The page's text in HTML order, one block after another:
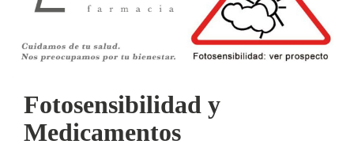
Fotosensibilidad y
Medicamentos